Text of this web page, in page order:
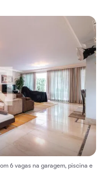
6 vagas na garagem, piscina e